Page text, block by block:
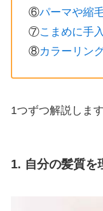
⑥パーマや縮
⑦こまめに手
⑧カラーリン
1つずつ解説します
1. 自分の髪質を